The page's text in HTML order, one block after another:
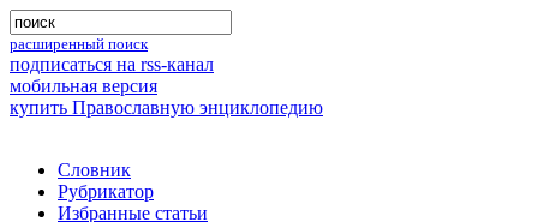
расширенный поиск
подписаться на rss-канал
мобильная версия
купить Православную энциклопедию
Словник
Рубрикатор
Избранные статьи